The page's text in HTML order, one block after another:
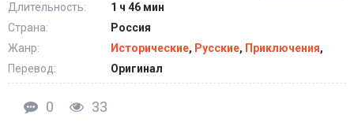
Длительность:
1 ч 46 мин
Страна:
Россия
Жанр:
Исторические, Русские, Приключения,
Перевод:
Оригинал
0 33